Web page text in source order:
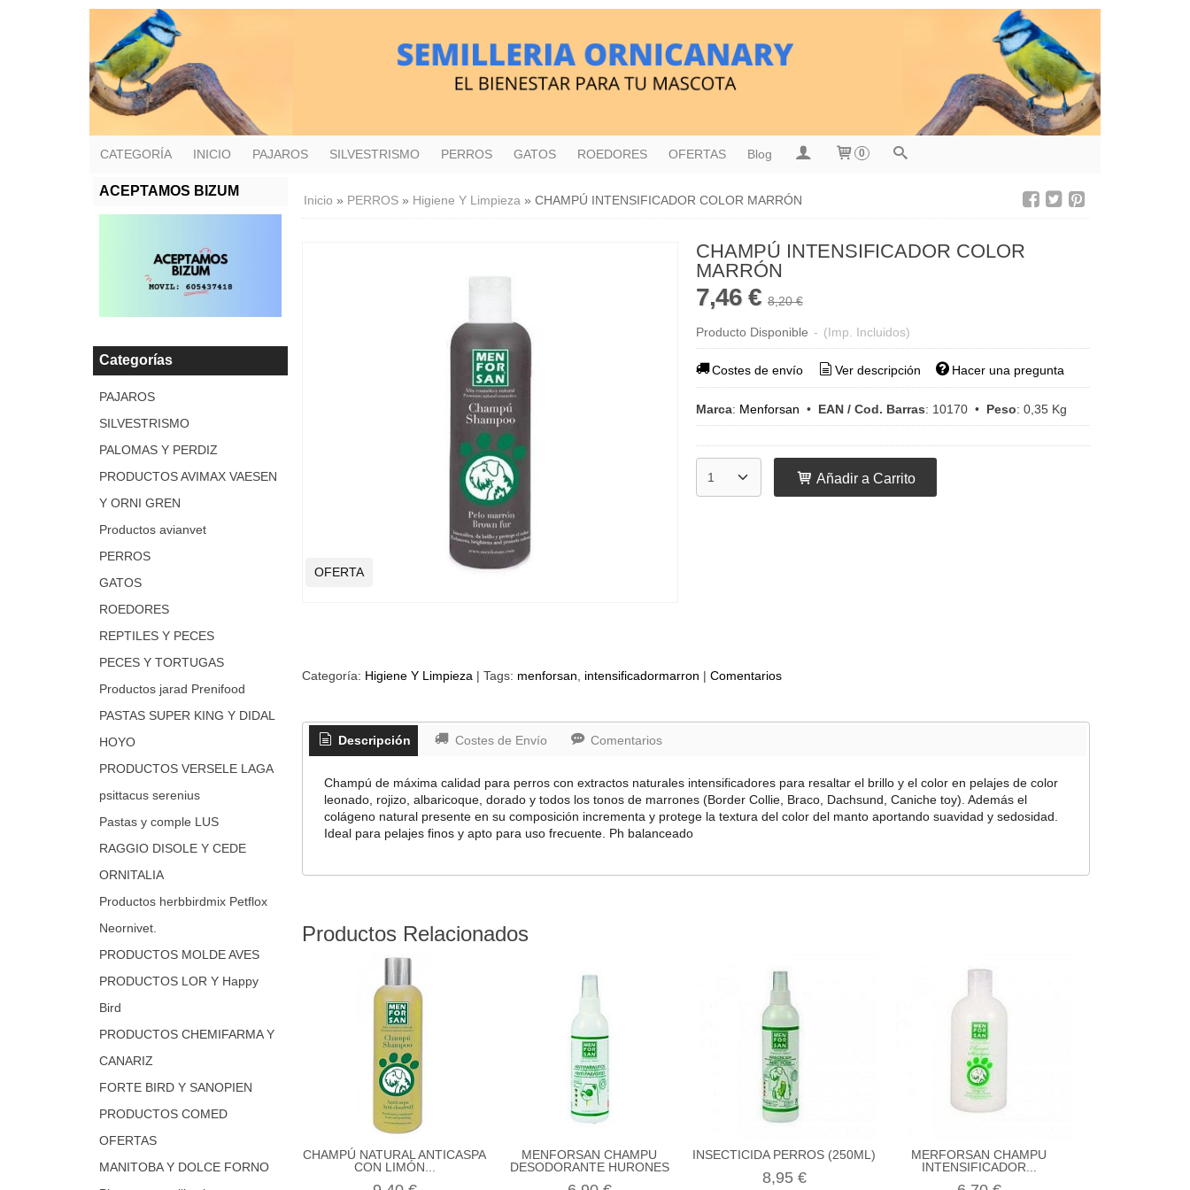
CATEGORÍA INICIO PAJAROS SILVESTRISMO PERROS GATOS ROEDORES OFERTAS Blog 0
ACEPTAMOS BIZUM
Categorías
PAJAROS
SILVESTRISMO
PALOMAS Y PERDIZ
PRODUCTOS AVIMAX VAESEN
Y ORNI GREN
Productos avianvet
PERROS
GATOS
ROEDORES
REPTILES Y PECES
PECES Y TORTUGAS
Productos jarad Prenifood
PASTAS SUPER KING Y DIDAL
HOYO
PRODUCTOS VERSELE LAGA
psittacus serenius
Pastas y comple LUS
RAGGIO DISOLE Y CEDE
ORNITALIA
Productos herbbirdmix Petflox
Neornivet.
PRODUCTOS MOLDE AVES
PRODUCTOS LOR Y Happy
Bird
PRODUCTOS CHEMIFARMA Y
CANARIZ
FORTE BIRD Y SANOPIEN
PRODUCTOS COMED
OFERTAS
MANITOBA Y DOLCE FORNO
Inicio » PERROS» Higiene Y Limpieza » CHAMPÚ INTENSIFICADOR COLOR MARRÓN
OFERTA
CHAMPÚ INTENSIFICADOR COLOR
MARRÓN
7,46 €8,20 €
Producto Disponible - (Imp. Incluidos)
Costes de envío Ver descripción Hacer una pregunta
Marca: Menforsan • EAN / Cod. Barras: 10170• Peso: 0,35 Kg
Añadir a Carrito
Categoría: Higiene Y Limpieza | Tags: menforsan intensificadormarron | Comentarios
Descripción Costes de Envío Comentarios
Champú de máxima calidad para perros con extractos naturales intensificadores para resaltar el brillo y el color en pelajes de color
leonado, rojizo, albaricoque, dorado y todos los tonos de marrones (Border Collie, Braco, Dachsund, Caniche toy). Además el
colágeno natural presente en su composición incrementa y protege la textura del color del manto aportando suavidad y sedosidad.
Ideal para pelajes finos y apto para uso frecuente. Ph balanceado
Productos Relacionados
CHAMPÚ NATURAL ANTICASPA
CON LIMÓN...
MENFORSAN CHAMPU
DESODORANTE HURONES
INSECTICIDA PERROS (250ML)
8,95 €
MERFORSAN CHAMPU
INTENSIFICADOR...